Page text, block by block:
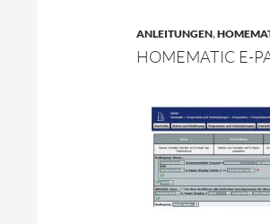
ANLEITUNGEN,
HOMEMATIC E-